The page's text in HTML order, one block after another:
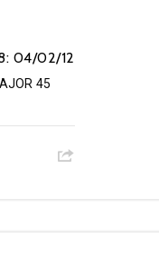
04/02/12
45